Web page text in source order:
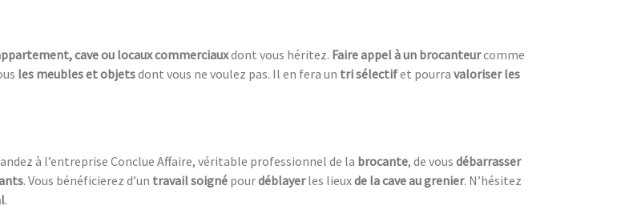
cave ou locaux commerciauxdont vous héritez. Faire appel à un brocanteurcomme
les meubles et objetsdont vous ne voulez pas. Il en fera un tri sélectifet pourra valoriser les
à l’entreprise Conclue Affaire, véritable professionnel de la brocante, de vous débarrasser
. Vous bénéficierez d’un travail soigné pourdéblayerles lieuxde la cave au grenier. N’hésitez
.